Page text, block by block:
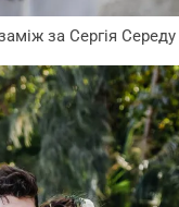
за Сергія Середу